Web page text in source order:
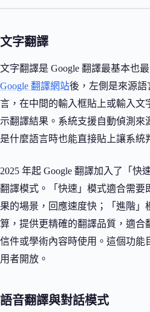
文字翻譯
文字翻譯是 Google 翻譯最基本也
Google 翻譯網站後，左側是來源
言，在中間的輸入框貼上或輸入文
示翻譯結果。系統支援自動偵測來
是什麼語言時也能直接貼上讓系統
2025 年起 Google 翻譯加入了「快
翻譯模式。「快速」模式適合需要
果的場景，回應速度快；「進階」
算，提供更精確的翻譯品質，適合
信件或學術內容時使用。這個功能
用者開放。
語音翻譯與對話模式